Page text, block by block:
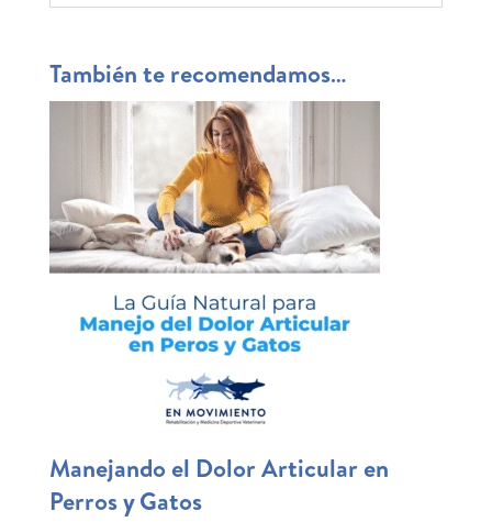
También te recomendamos…
Manejando el Dolor Articular en
Perros y Gatos